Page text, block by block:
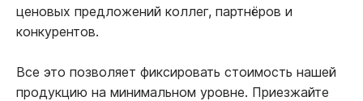
ценовых предложений коллег, партнёров и
конкурентов.
Все это позволяет фиксировать стоимость нашей
продукцию на минимальном уровне. Приезжайте